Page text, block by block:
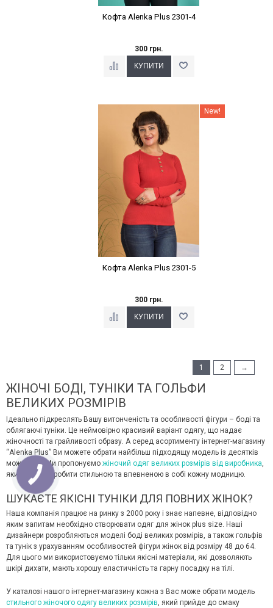
Кофта Alenka Plus 2301-4
300 грн.
New!
Кофта Alenka Plus 2301-5
300 грн.
1 2 →
ЖІНОЧІ БОДІ, ТУНІКИ ТА ГОЛЬФИ
ВЕЛИКИХ РОЗМІРІВ
Ідеально підкреслять Вашу витонченість та особливості фігури – боді та
облягаючі туніки. Це неймовірно красивий варіант одягу, що надає
жіночності та грайливості образу. А серед асортименту інтернет-магазину
“Alenka Plus” Ви можете обрати найбільш підходящу модель із десятків
можливих. Ми пропонуємо жіночий одяг великих розмірів від виробника,
який прагне зробити стильною та впевненою в собі кожну модницю.
ШУКАЄТЕ ЯКІСНІ ТУНІКИ ДЛЯ ПОВНИХ ЖІНОК?
Наша компанія працює на ринку з 2000 року і знає напевне, відповідно
яким запитам необхідно створювати одяг для жінок plus size. Наші
дизайнери розробляються моделі боді великих розмірів, а також гольфів
та тунік з урахуванням особливостей фігури жінок від розміру 48 до 64.
Для цього ми використовуємо тільки якісні матеріали, які дозволяють
шкірі дихати, мають хорошу еластичність та гарну посадку на тілі.
У каталозі нашого інтернет-магазину кожна з Вас може обрати модель
стильного жіночого одягу великих розмірів, який прийде до смаку